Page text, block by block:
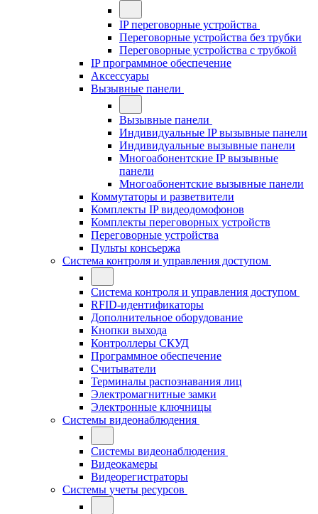
IP переговорные устройства
Переговорные устройства без трубки
Переговорные устройства с трубкой
IP программное обеспечение
Аксессуары
Вызывные панели
Вызывные панели
Индивидуальные IP вызывные панели
Индивидуальные вызывные панели
Многоабонентские IP вызывные
панели
Многоабонентские вызывные панели
Коммутаторы и разветвители
Комплекты IP видеодомофонов
Комплекты переговорных устройств
Переговорные устройства
Пульты консьержа
Система контроля и управления доступом
Система контроля и управления доступом
RFID-идентификаторы
Дополнительное оборудование
Кнопки выхода
Контроллеры СКУД
Программное обеспечение
Считыватели
Терминалы распознавания лиц
Электромагнитные замки
Электронные ключницы
Системы видеонаблюдения
Системы видеонаблюдения
Видеокамеры
Видеорегистраторы
Системы учеты ресурсов